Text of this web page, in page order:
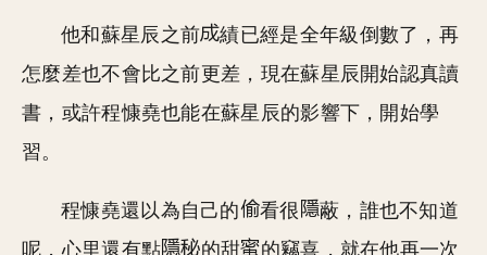
他和蘇星辰之前
績已經是全年級倒數了，再
怎麼差也不會比之前更差，現在蘇星辰開始認真讀
書，或許程慷堯也能在蘇星辰的影響下，開始學
習。
程慷堯還以為自己的 看很
蔽，誰也不知道
呢，心里還有點
的甜
的竊喜，就在他再一次